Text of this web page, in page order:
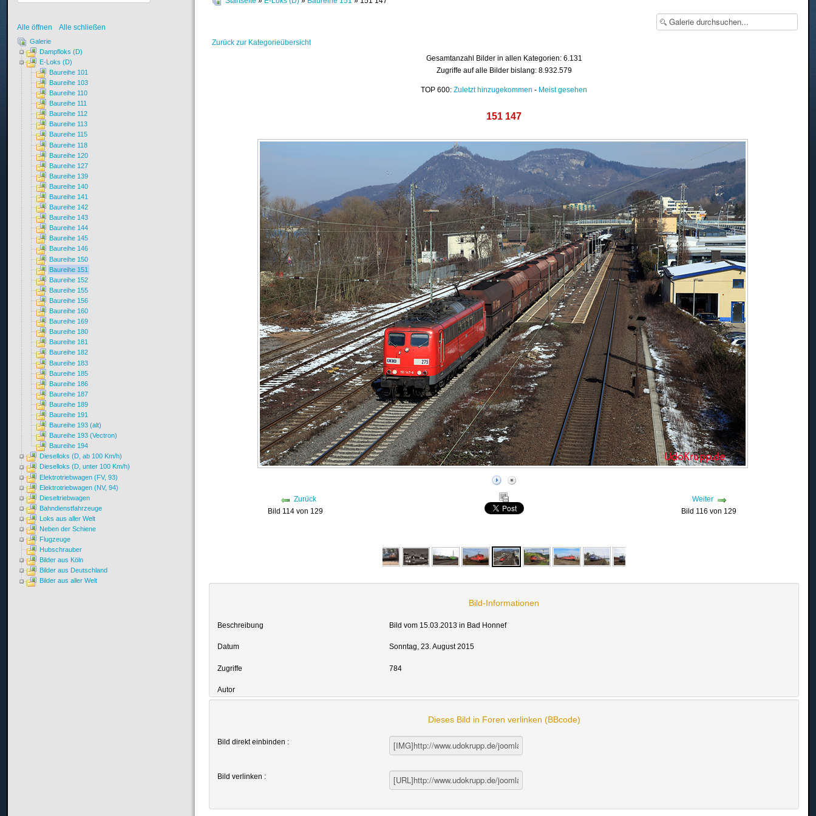
Zurück zur Kategorieübersicht
Gesamtanzahl Bilder in allen Kategorien: 6.131
Zugriffe auf alle Bilder bislang: 8.932.579
TOP 600:Zuletzt hinzugekommen - Meist gesehen
151 147
Zurück
Bild 114 von 129
Weiter
Bild 116 von 129
Bild-Informationen
Beschreibung Bild vom 15.03.2013 in Bad Honnef
Datum Sonntag, 23. August 2015
Zugriffe 784
Autor
Dieses Bild in Foren verlinken (BBcode)
Bild direkt einbinden :
Bild verlinken :
Alle öffnen Alle schließen
Galerie
Dampfloks (D)
E-Loks (D)
Baureihe 101
Baureihe 103
Baureihe 110
Baureihe 111
Baureihe 112
Baureihe 113
Baureihe 115
Baureihe 118
Baureihe 120
Baureihe 127
Baureihe 139
Baureihe 140
Baureihe 141
Baureihe 142
Baureihe 143
Baureihe 144
Baureihe 145
Baureihe 146
Baureihe 150
Baureihe 151
Baureihe 152
Baureihe 155
Baureihe 156
Baureihe 160
Baureihe 169
Baureihe 180
Baureihe 181
Baureihe 182
Baureihe 183
Baureihe 185
Baureihe 186
Baureihe 187
Baureihe 189
Baureihe 191
Baureihe 193 (alt)
Baureihe 193 (Vectron)
Baureihe 194
Dieselloks (D, ab 100 Km/h)
Dieselloks (D, unter 100 Km/h)
Elektrotriebwagen (FV, 93)
Elektrotriebwagen (NV, 94)
Dieseltriebwagen
Bahndienstfahrzeuge
Loks aus aller Welt
Neben der Schiene
Flugzeuge
Hubschrauber
Bilder aus Köln
Bilder aus Deutschland
Bilder aus aller Welt